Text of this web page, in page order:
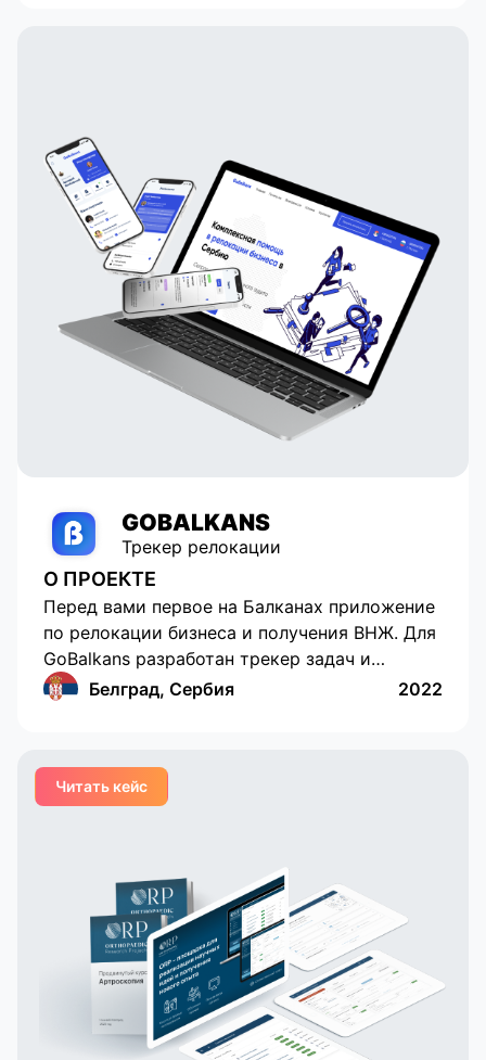
GOBALKANS
Трекер релокации
О ПРОЕКТЕ
Перед вами первое на Балканах приложение
по релокации бизнеса и получения ВНЖ. Для
GoBalkans разработан трекер задач и
менеджер контактов, который обеспечивает
предстоящие задачи и подписания
документов, контакты бухгалтера, юриста,
отрыва на бумажную волокиту. Мы также
разработали лендинг GoBalkans.me
Белград, Сербия 2022
Читать кейс